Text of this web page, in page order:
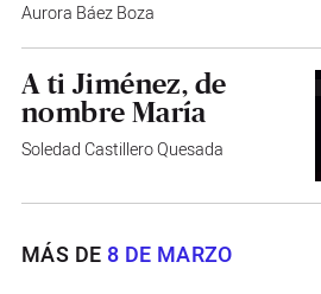
Aurora Báez Boza
A ti Jiménez, de
nombre María
Soledad Castillero Quesada
MÁS DE 8 DE MARZO